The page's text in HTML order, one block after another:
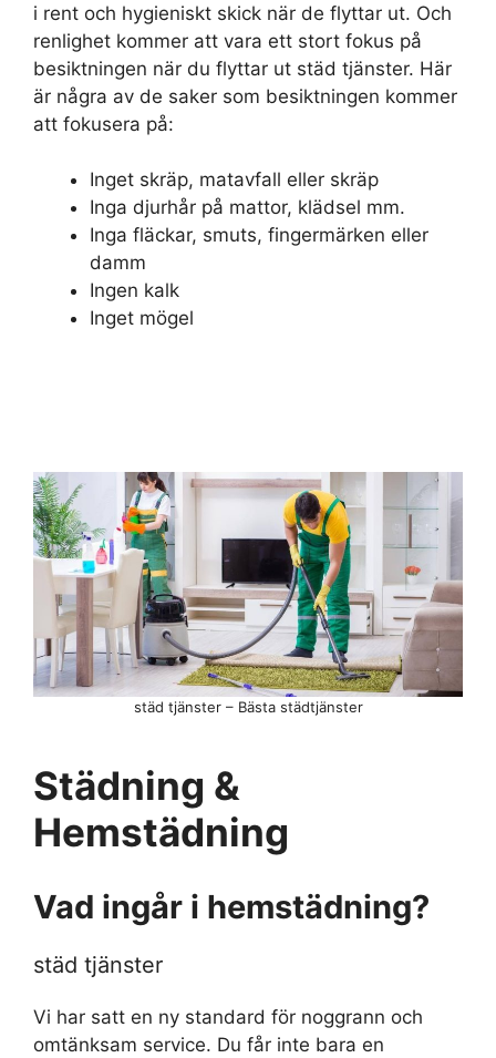
i rent och hygieniskt skick när de flyttar ut. Och
renlighet kommer att vara ett stort fokus på
besiktningen när du flyttar ut städ tjänster. Här
är några av de saker som besiktningen kommer
att fokusera på:
Inget skräp, matavfall eller skräp
Inga djurhår på mattor, klädsel mm.
Inga fläckar, smuts, fingermärken eller
damm
Ingen kalk
Inget mögel
städ tjänster – Bästa städtjänster
Städning &
Hemstädning
Vad ingår i hemstädning?
städ tjänster
Vi har satt en ny standard för noggrann och
omtänksam service. Du får inte bara en